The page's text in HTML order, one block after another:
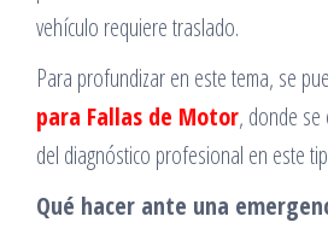
vehículo requiere traslado.
Para profundizar en este tema, se
para Fallas de Motor, donde se
del diagnóstico profesional en este
Qué hacer ante una